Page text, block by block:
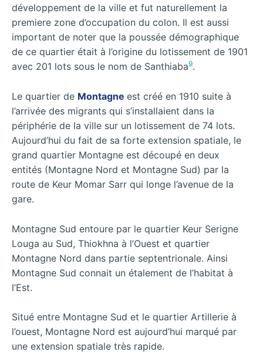
développement de la ville et fut naturellement la
premiere zone d’occupation du colon. Il est aussi
important de noter que la poussée démographique
de ce quartier était à l’origine du lotissement de 1901
avec 201 lots sous le nom de Santhiaba9.
Le quartier de Montagne est créé en 1910 suite à
l’arrivée des migrants qui s’installaient dans la
périphérie de la ville sur un lotissement de 74 lots.
Aujourd’hui du fait de sa forte extension spatiale, le
grand quartier Montagne est découpé en deux
entités (Montagne Nord et Montagne Sud) par la
route de Keur Momar Sarr qui longe l’avenue de la
gare.
Montagne Sud entoure par le quartier Keur Serigne
Louga au Sud, Thiokhna à l’Ouest et quartier
Montagne Nord dans partie septentrionale. Ainsi
Montagne Sud connait un étalement de l’habitat à
l’Est.
Situé entre Montagne Sud et le quartier Artillerie à
l’ouest, Montagne Nord est aujourd’hui marqué par
une extension spatiale très rapide.